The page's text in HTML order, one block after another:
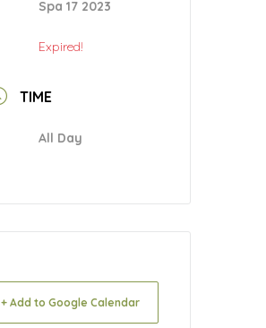
Spa 17 2023
Expired!
TIME
All Day
+ Add to Google Calendar